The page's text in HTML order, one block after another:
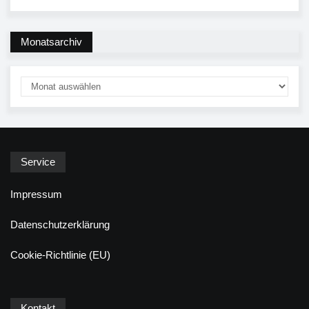
Monatsarchiv
Service
Impressum
Datenschutzerklärung
Cookie-Richtlinie (EU)